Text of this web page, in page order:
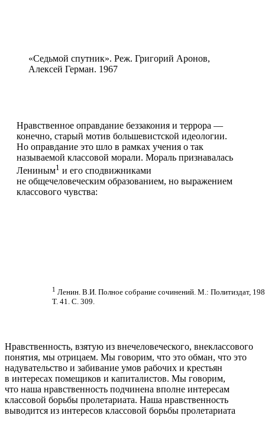
«Седьмой спутник». Реж. Григорий Аронов,
Алексей Герман. 1967
Нравственное оправдание беззакония и террора —
конечно, старый мотив большевистской идеологии.
Но оправдание это шло в рамках учения о так
называемой классовой морали. Мораль признавалась
Лениным1 и его сподвижниками
не общечеловеческим образованием, но выражением
классового чувства:
1 Ленин. В.И. Полное собрание сочинений. М.: Политиздат,
Т. 41. C. 309.
Нравственность, взятую из внечеловеческого, внеклассового
понятия, мы отрицаем. Мы говорим, что это обман, что это
надувательство и забивание умов рабочих и крестьян
в интересах помещиков и капиталистов. Мы говорим,
что наша нравственность подчинена вполне интересам
классовой борьбы пролетариата. Наша нравственность
выводится из интересов классовой борьбы пролетариата